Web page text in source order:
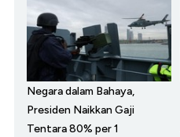
Negara dalam Bahaya,
Presiden Naikkan Gaji
Tentara 80% per 1